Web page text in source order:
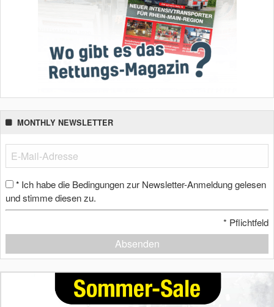
MONTHLY NEWSLETTER
* Ich habe die Bedingungen zur Newsletter-Anmeldung gelesen
und stimme diesen zu.
* Pflichtfeld
Absenden